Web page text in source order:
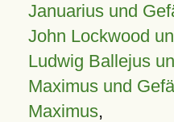
Januarius und
John Lockwood
Ludwig Ballejus
Maximus und
Maximus,